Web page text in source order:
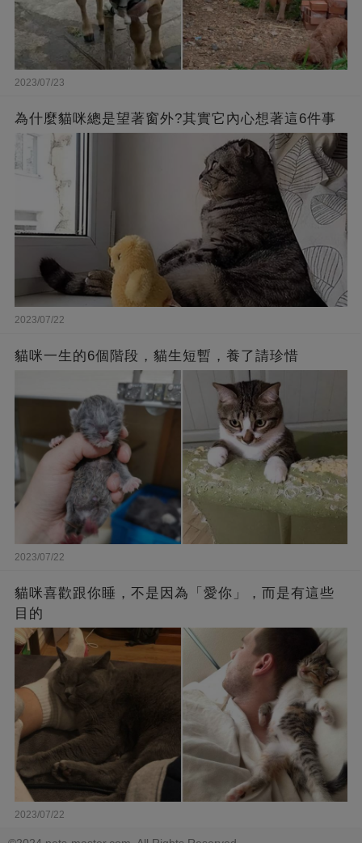
2023/07/23
為什麼貓咪總是望著窗外?其實它內心想著這6件事
2023/07/22
貓咪一生的6個階段，貓生短暫，養了請珍惜
2023/07/22
貓咪喜歡跟你睡，不是因為「愛你」，而是有這些
目的
2023/07/22